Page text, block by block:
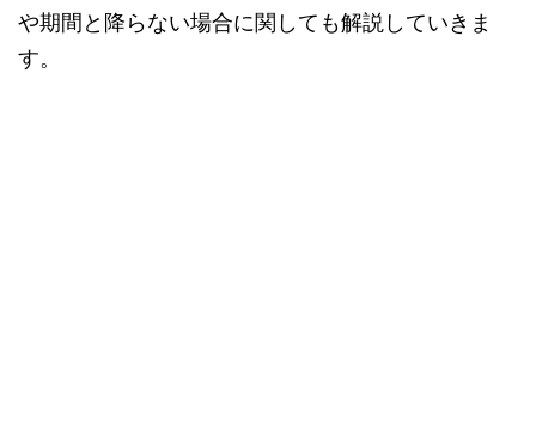
や期間と降らない場合に関しても解説していきま
す。